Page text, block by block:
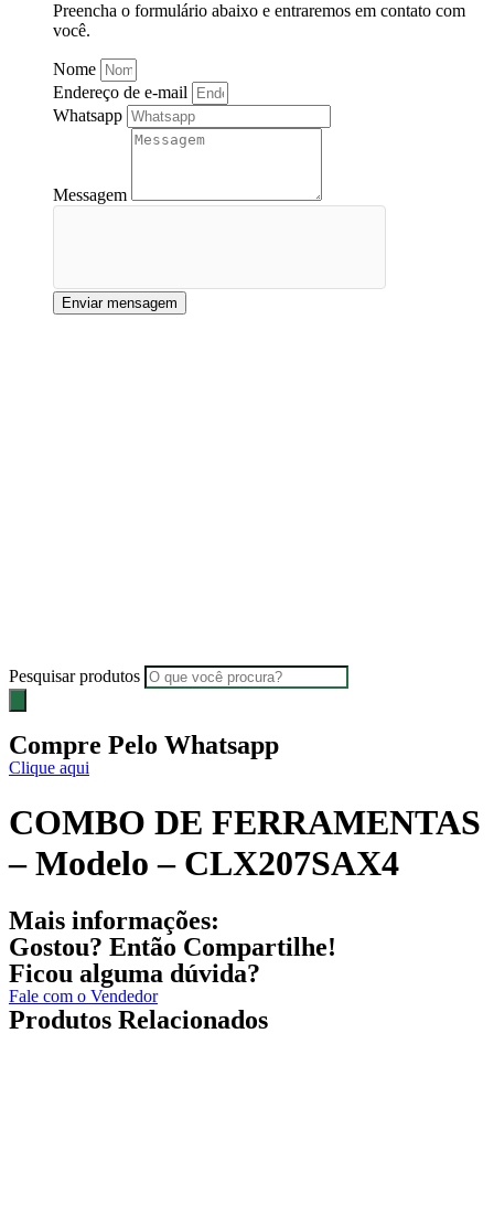
Preencha o formulário abaixo e entraremos em contato com
você.
Nome
Endereço de e-mail
Whatsapp
Messagem
Enviar mensagem
Pesquisar produtos
Compre Pelo Whatsapp
Clique aqui
COMBO DE FERRAMENTAS
– Modelo – CLX207SAX4
Mais informações:
Gostou? Então Compartilhe!
Ficou alguma dúvida?
Fale com o Vendedor
Produtos Relacionados